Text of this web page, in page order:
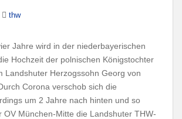
thw
Jahre wird in der niederbayerischen
Hochzeit der polnischen Königstochter
Landshuter Herzogssohn Georg von
Corona verschob sich die
um 2 Jahre nach hinten und so
OV München-Mitte die Landshuter THW-